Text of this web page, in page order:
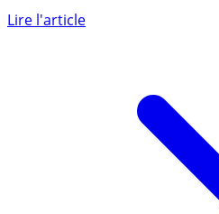
témoignage a été diffusé au